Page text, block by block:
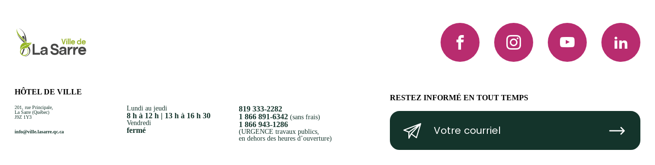
HÔTEL DE VILLE
201, rue Principale,
La Sarre (Québec)
J9Z 1Y3
info@ville.lasarre.qc.ca
Lundi au jeudi
8 h à 12 h | 13 h à 16 h 30
Vendredi
fermé
819 333-2282
1 866 891-6342 (sans frais)
1 866 943-1286
(URGENCE travaux publics,
en dehors des heures d’ouverture)
RESTEZ INFORMÉ EN TOUT TEMPS
Votre
courriel
(Nécessaire)
Submit
FacebookInstagramYouTube LinkedIn